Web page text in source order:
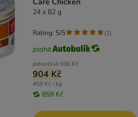
24 x 82 g
jednotlivě936 Kč
904 Kč
459 Kč / kg
859 Kč
Rating: 5/5 (2)